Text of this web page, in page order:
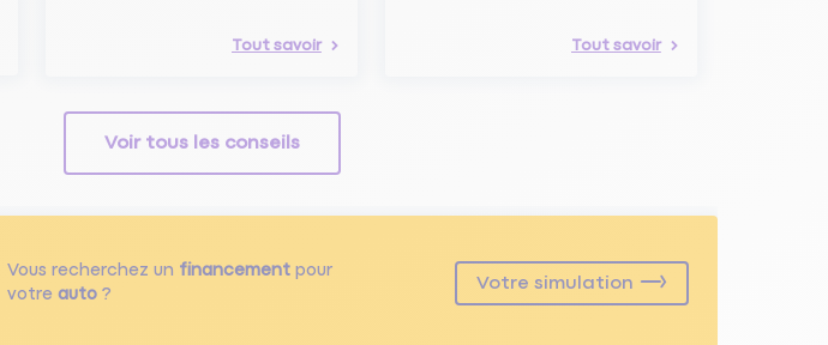
Tout savoir Tout savoir
Voir tous les conseils
Vous recherchez un financementpour
votre auto?
Votre simulation